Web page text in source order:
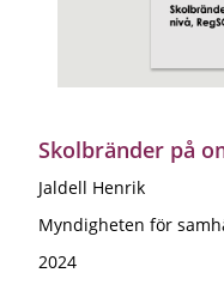
Skolbränder på
Jaldell Henrik
Myndigheten för
2024